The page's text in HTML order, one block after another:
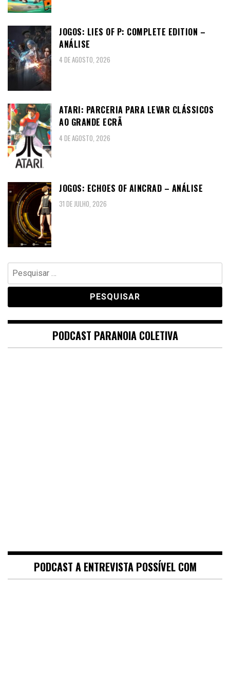
JOGOS: LIES OF P: COMPLETE EDITION –
ANÁLISE
4 DE AGOSTO, 2026
ATARI: PARCERIA PARA LEVAR CLÁSSICOS
AO GRANDE ECRÃ
4 DE AGOSTO, 2026
JOGOS: ECHOES OF AINCRAD – ANÁLISE
31 DE JULHO, 2026
Pesquisar
por:
PODCAST PARANOIA COLETIVA
PODCAST A ENTREVISTA POSSÍVEL COM